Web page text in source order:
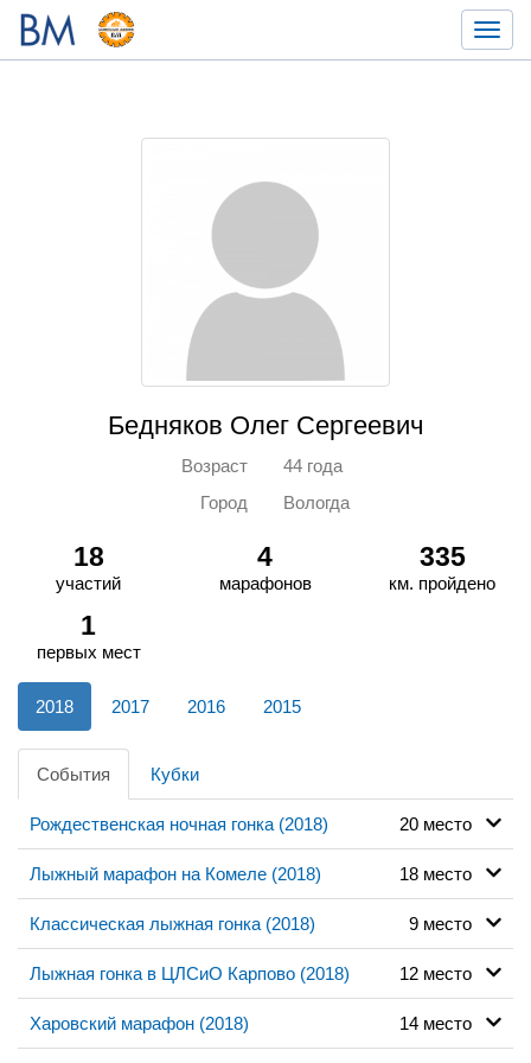
Бедняков Олег Сергеевич
Возраст
44 года
Город
Вологда
18
участий
4
марафонов
335
км. пройдено
1
первых мест
2018 2017 2016 2015
События Кубки
Рождественская ночная гонка (2018) 20 место
Лыжный марафон на Комеле (2018) 18 место
Классическая лыжная гонка (2018) 9 место
Лыжная гонка в ЦЛСиО Карпово (2018) 12 место
Харовский марафон (2018) 14 место